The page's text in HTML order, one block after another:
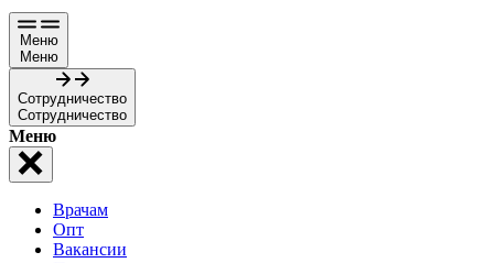
Меню
Меню
Сотрудничество
Сотрудничество
Меню
Врачам
Опт
Вакансии